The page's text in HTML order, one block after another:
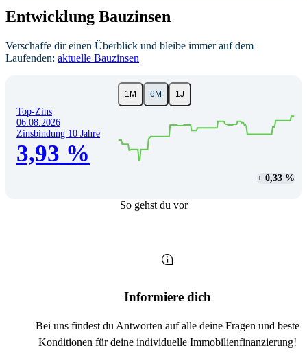
Entwicklung Bauzinsen
Verschaffe dir einen Überblick und bleibe immer auf dem
Laufenden: aktuelle Bauzinsen
Top-Zins
06.08.2026
Zinsbindung 10 Jahre
3,93 %
1M 6M 1J
+ 0,33 %
So gehst du vor
Informiere dich
Bei uns findest du Antworten auf alle deine Fragen und beste
Konditionen für deine individuelle Immobilienfinanzierung!